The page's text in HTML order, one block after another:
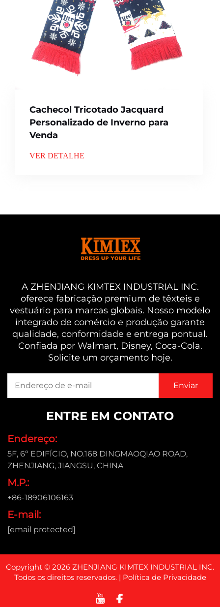
Cachecol Tricotado Jacquard
Personalizado de Inverno para
Venda
VER DETALHE
A ZHENJIANG KIMTEX INDUSTRIAL INC.
oferece fabricação premium de têxteis e
vestuário para marcas globais. Nosso modelo
integrado de comércio e produção garante
qualidade, conformidade e entrega pontual.
Confiada por Walmart, Disney, Coca-Cola.
Solicite um orçamento hoje.
ENTRE EM CONTATO
Endereço:
5F, 6º EDIFÍCIO, NO.168 DINGMAOQIAO ROAD,
ZHENJIANG, JIANGSU, CHINA
M.P.:
+86-18906106163
E-mail:
[email protected]
Copyright © 2026 ZHENJIANG KIMTEX INDUSTRIAL INC.
Todos os direitos reservados. | Política de Privacidade